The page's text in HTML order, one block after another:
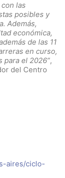
las
posibles y
Además,
económica,
de las 11
en curso,
para el 2026”,
del Centro
aires/ciclo-